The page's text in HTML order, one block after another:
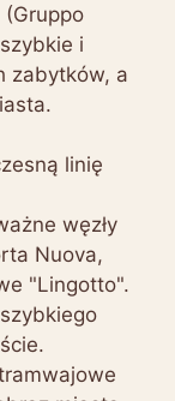
(Gruppo
i
zabytków, a
linię
węzły
Nuova,
"Lingotto".